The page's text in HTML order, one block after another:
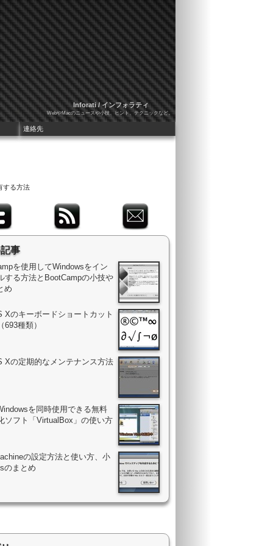
Inforati / インフォラティ
WebやMacのニュースや小技、ヒント、テクニックなど。
する方法
事
を使用してWindowsをイン
する方法とBootCampの小技や
め
Xのキーボードショートカット
693種類）
Xの定期的なメンテナンス方法
を同時使用できる無料
ソフト「VirtualBox」の使い方
の設定方法と使い方、小
のまとめ
連絡先